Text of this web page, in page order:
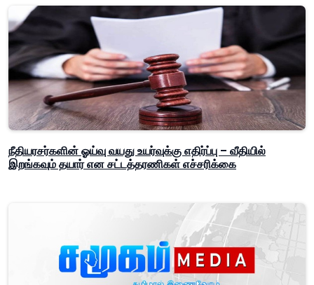
நீதியரசர்களின் ஓய்வு வயது உயர்வுக்கு எதிர்ப்பு – வீதியில்
இறங்கவும் தயார் என சட்டத்தரணிகள் எச்சரிக்கை